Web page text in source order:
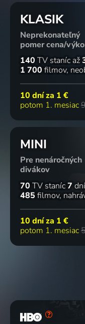
KLASIK
Neprekonateľný
pomer cena/
140 TV staníc až
1 700 filmov
10 dní za 1 €
potom 1. mesiac
MINI
Pre nenáročných
divákov
70 TV staníc7
485 filmov
10 dní za 1 €
potom 1. mesiac